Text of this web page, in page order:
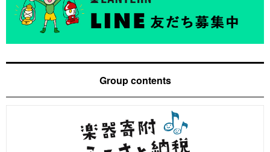
Group contents